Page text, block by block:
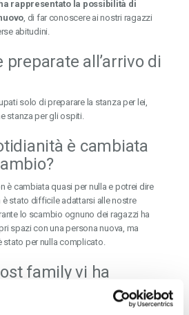
rappresentato la possibilità di
, di far conoscere ai nostri ragazzi
abitudini.
preparate all’arrivo di
solo di preparare la stanza per lei,
stanza per gli ospiti.
è cambiata
è cambiata quasi per nulla e potrei dire
è stato difficile adattarsi alle nostre
lo scambio ognuno dei ragazzi ha
spazi con una persona nuova, ma
per nulla complicato.
family vi ha